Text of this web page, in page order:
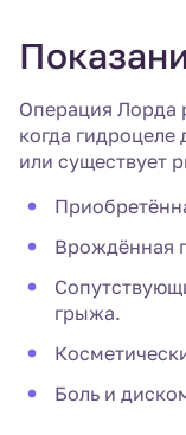
Операция Лорда
когда
или существует
Врождённая
грыжа.
Боль и